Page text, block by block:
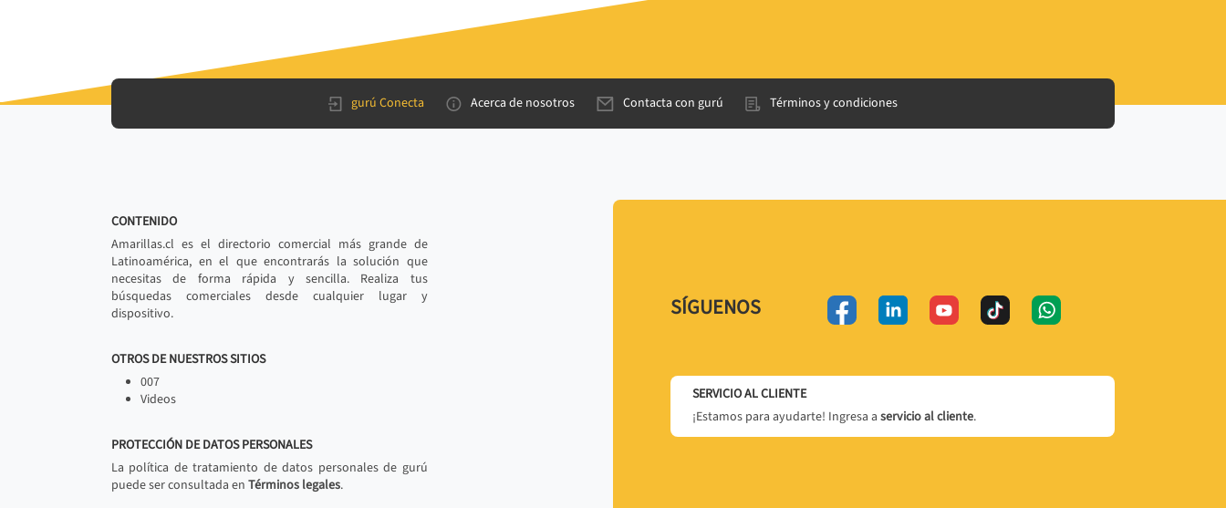
gurú Conecta Acerca de nosotros Contacta con gurú Términos y condiciones
CONTENIDO
Amarillas.cl es el directorio comercial más grande de
Latinoamérica, en el que encontrarás la solución que
necesitas de forma rápida y sencilla. Realiza tus
búsquedas comerciales desde cualquier lugar y
dispositivo.
OTROS DE NUESTROS SITIOS
007
Videos
PROTECCIÓN DE DATOS PERSONALES
La política de tratamiento de datos personales de gurú
puede ser consultada en Términos legales.
SÍGUENOS
SERVICIO AL CLIENTE
¡Estamos para ayudarte! Ingresa a servicio al cliente.